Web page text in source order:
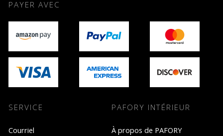
PAYER AVEC
SERVICE
Courriel
PAFORY INTÉRIEUR
À propos de PAFORY